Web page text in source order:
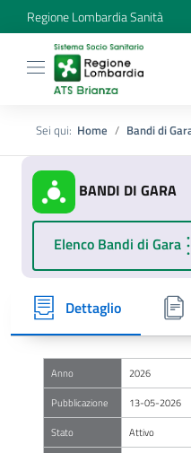
Regione Lombardia Sanità
Sei qui: Home Bandi di
BANDI DI GARA
Elenco Bandi di Gara
Dettaglio
Anno
2026
Pubblicazione
13-05-2026
Stato
Attivo